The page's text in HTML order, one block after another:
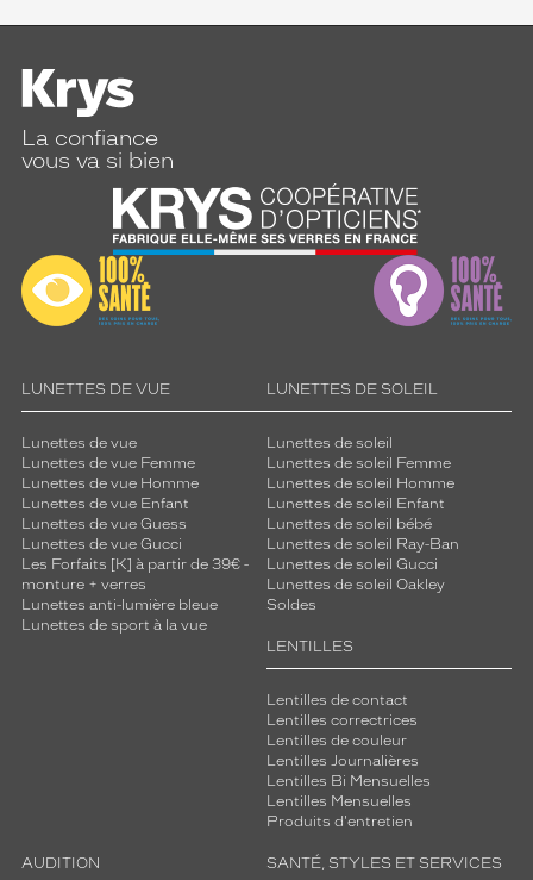
La confiance
vous va si bien
LUNETTES DE VUE
Lunettes de vue
Lunettes de vue Femme
Lunettes de vue Homme
Lunettes de vue Enfant
Lunettes de vue Guess
Lunettes de vue Gucci
Les Forfaits [K] à partir de 39€ -
monture + verres
Lunettes anti-lumière bleue
Lunettes de sport à la vue
LUNETTES DE SOLEIL
Lunettes de soleil
Lunettes de soleil Femme
Lunettes de soleil Homme
Lunettes de soleil Enfant
Lunettes de soleil bébé
Lunettes de soleil Ray-Ban
Lunettes de soleil Gucci
Lunettes de soleil Oakley
Soldes
LENTILLES
Lentilles de contact
Lentilles correctrices
Lentilles de couleur
Lentilles Journalières
Lentilles Bi Mensuelles
Lentilles Mensuelles
Produits d'entretien
AUDITION SANTÉ, STYLES ET SERVICES